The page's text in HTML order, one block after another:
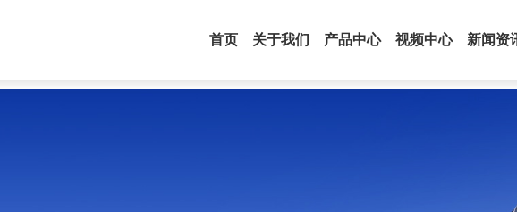
首页 关于我们 产品中心 视频中心 新闻资